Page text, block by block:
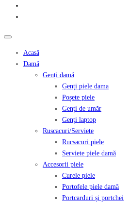
Acasă
Damă
Genți damă
Genți piele dama
Poșete piele
Genți de umăr
Genți laptop
Ruscacuri/Serviete
Rucsacuri piele
Serviete piele damă
Accesorii piele
Curele piele
Portofele piele damă
Portcarduri și portchei